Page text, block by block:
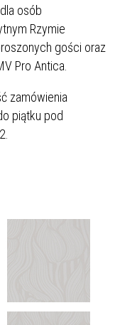
osób
Rzymie
gości oraz
Pro Antica.
zamówienia
piątku pod